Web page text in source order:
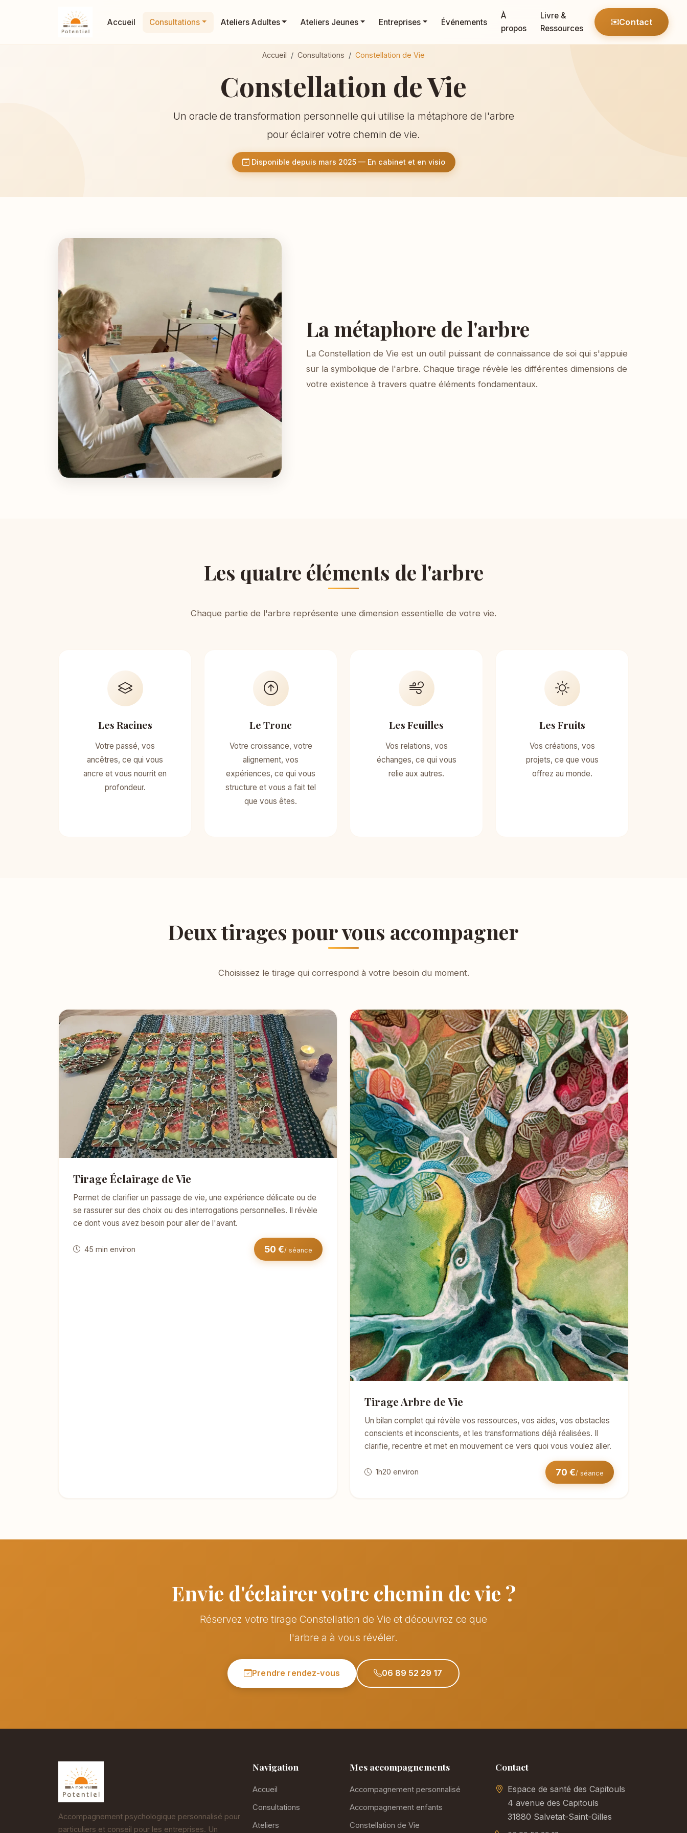
Accueil Consultations Ateliers Adultes Ateliers Jeunes Entreprises Événements
À
propos
Livre &
Ressources
Contact
Accueil Consultations Constellation de Vie
Constellation de Vie
Un oracle de transformation personnelle qui utilise la métaphore de l'arbre
pour éclairer votre chemin de vie.
Disponible depuis mars 2025 — En cabinet et en visio
La métaphore de l'arbre
La Constellation de Vie est un outil puissant de connaissance de soi qui s'appuie
sur la symbolique de l'arbre. Chaque tirage révèle les différentes dimensions de
votre existence à travers quatre éléments fondamentaux.
Les quatre éléments de l'arbre
Chaque partie de l'arbre représente une dimension essentielle de votre vie.
Les Racines
Votre passé, vos
ancêtres, ce qui vous
ancre et vous nourrit en
profondeur.
Le Tronc
Votre croissance, votre
alignement, vos
expériences, ce qui vous
structure et vous a fait tel
que vous êtes.
Les Feuilles
Vos relations, vos
échanges, ce qui vous
relie aux autres.
Les Fruits
Vos créations, vos
projets, ce que vous
offrez au monde.
Deux tirages pour vous accompagner
Choisissez le tirage qui correspond à votre besoin du moment.
Tirage Éclairage de Vie
Permet de clarifier un passage de vie, une expérience délicate ou de
se rassurer sur des choix ou des interrogations personnelles. Il révèle
ce dont vous avez besoin pour aller de l'avant.
45 min environ 50 €/ séance
Tirage Arbre de Vie
Un bilan complet qui révèle vos ressources, vos aides, vos obstacles
conscients et inconscients, et les transformations déjà réalisées. Il
clarifie, recentre et met en mouvement ce vers quoi vous voulez aller.
1h20 environ 70 €/ séance
Envie d'éclairer votre chemin de vie ?
Réservez votre tirage Constellation de Vie et découvrez ce que
l'arbre a à vous révéler.
Prendre rendez-vous 06 89 52 29 17
Accompagnement psychologique personnalisé pour
particuliers et conseil pour les entreprises. Un
Navigation
Accueil
Consultations
Ateliers
Mes accompagnements
Accompagnement personnalisé
Accompagnement enfants
Constellation de Vie
Contact
Espace de santé des Capitouls
4 avenue des Capitouls
31880 Salvetat-Saint-Gilles